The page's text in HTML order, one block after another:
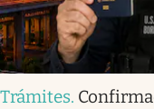
Trámites.